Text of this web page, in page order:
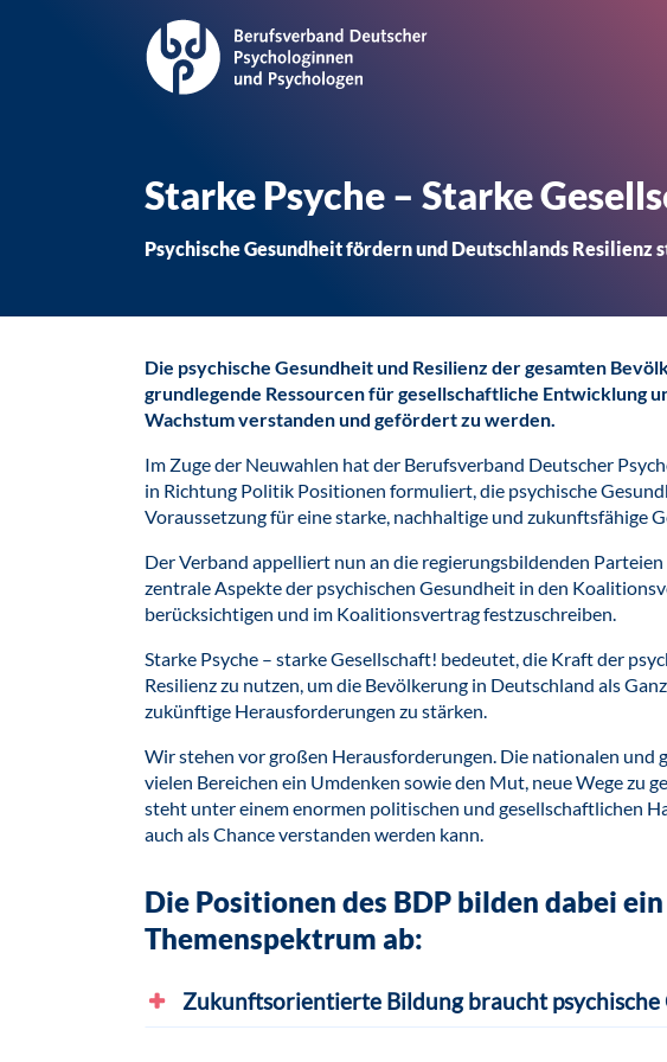
Starke Psyche – Starke
Psychische Gesundheit fördern und Deutschlands Resilienz
Die psychische Gesundheit und Resilienz der gesamten
grundlegende Ressourcen für gesellschaftliche Entwicklung
Wachstum verstanden und gefördert zu werden.
Im Zuge der Neuwahlen hat der Berufsverband Deutscher
in Richtung Politik Positionen formuliert, die psychische
Voraussetzung für eine starke, nachhaltige und zukunftsfähige
Der Verband appelliert nun an die regierungsbildenden
zentrale Aspekte der psychischen Gesundheit in den
berücksichtigen und im Koalitionsvertrag festzuschreiben.
Starke Psyche – starke Gesellschaft! bedeutet, die Kraft der
Resilienz zu nutzen, um die Bevölkerung in Deutschland als
zukünftige Herausforderungen zu stärken.
Wir stehen vor großen Herausforderungen. Die nationalen und
vielen Bereichen ein Umdenken sowie den Mut, neue Wege zu
steht unter einem enormen politischen und gesellschaftlichen
auch als Chance verstanden werden kann.
Die Positionen des BDP bilden dabei
Themenspektrum ab:
Zukunftsorientierte Bildung braucht psychische
Demokratie, gesellschaftlicher Zusammenhalt,